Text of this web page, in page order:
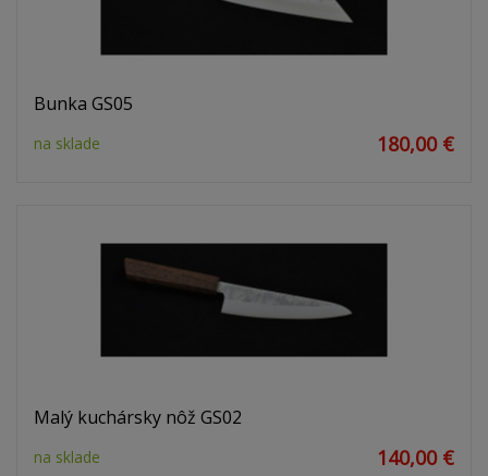
Bunka GS05
na sklade 180,00 €
Malý kuchársky nôž GS02
na sklade 140,00 €